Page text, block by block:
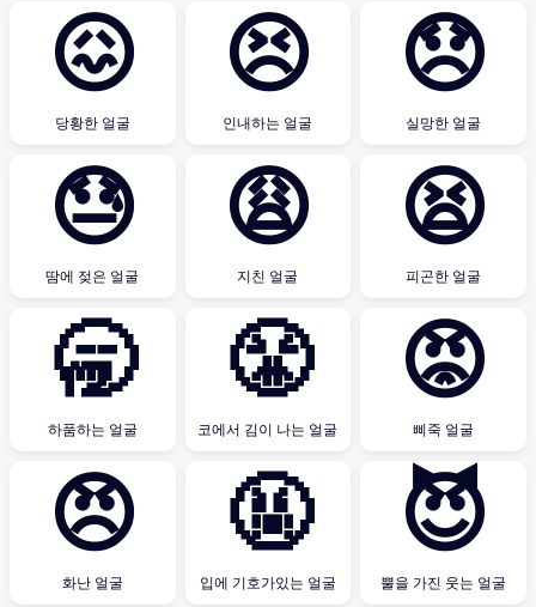
😖
당황한 얼굴
😣
인내하는 얼굴
😞
실망한 얼굴
😓
땀에 젖은 얼굴
😩
지친 얼굴
😫
피곤한 얼굴
🥱
하품하는 얼굴
😤
코에서 김이 나는 얼굴
😡
삐죽 얼굴
😠
화난 얼굴
🤬
입에 기호가있는 얼굴
😈
뿔을 가진 웃는 얼굴